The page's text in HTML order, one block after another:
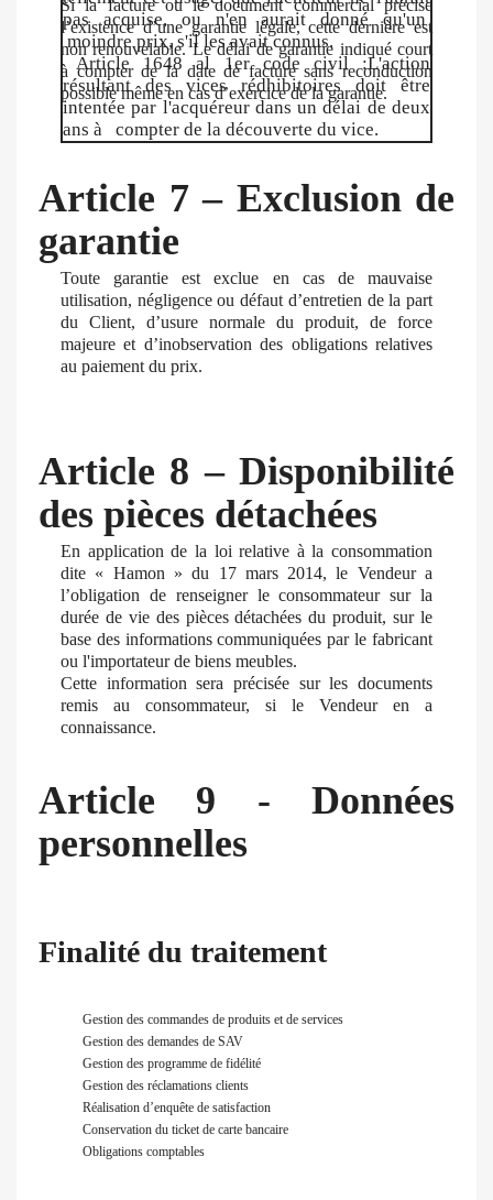
pas acquise, ou n'en aurait donné qu'un
moindre prix, s'il les avait connus.
Article 1648 al 1er code civil :L'action
résultant des vices rédhibitoires doit être
intentée par l'acquéreur dans un délai de deux
ans à compter de la découverte du vice.
Si la facture ou le document commercial précise
l’existence d’une garantie légale, cette dernière est
non renouvelable. Le délai de garantie indiqué court
à compter de la date de facture sans reconduction
possible même en cas d’exercice de la garantie.
Article 7 – Exclusion de
garantie
Toute garantie est exclue en cas de mauvaise
utilisation, négligence ou défaut d’entretien de la part
du Client, d’usure normale du produit, de force
majeure et d’inobservation des obligations relatives
au paiement du prix.
Article 8 – Disponibilité
des pièces détachées
En application de la loi relative à la consommation
dite « Hamon » du 17 mars 2014, le Vendeur a
l’obligation de renseigner le consommateur sur la
durée de vie des pièces détachées du produit, sur le
base des informations communiquées par le fabricant
ou l'importateur de biens meubles.
Cette information sera précisée sur les documents
remis au consommateur, si le Vendeur en a
connaissance.
Article 9 - Données
personnelles
Finalité du traitement
Gestion des commandes de produits et de services
Gestion des demandes de SAV
Gestion des programme de fidélité
Gestion des réclamations clients
Réalisation d’enquête de satisfaction
Conservation du ticket de carte bancaire
Obligations comptables